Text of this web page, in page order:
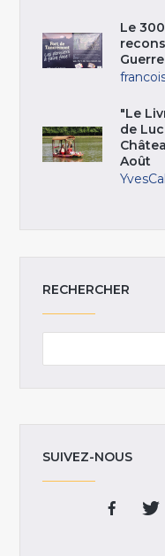
Le
"Le
de
Août
RECHERCHER
SUIVEZ-NOUS